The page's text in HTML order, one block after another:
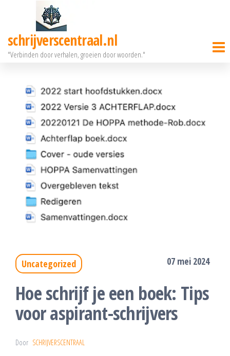
deschrijverscentraal.nl
"Verbinden door verhalen, groeien door woorden."
Uncategorized 07 mei 2024
Hoe schrijf je een boek: Tips
voor aspirant-schrijvers
Door SCHRIJVERSCENTRAAL